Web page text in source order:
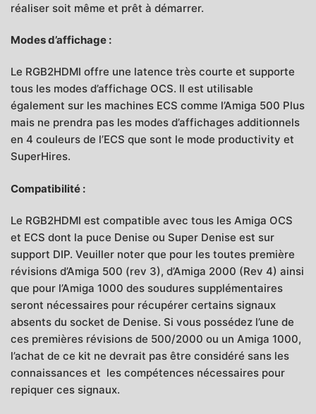
réaliser soit même et prêt à démarrer.
Modes d’affichage :
Le RGB2HDMI offre une latence très courte et supporte
tous les modes d’affichage OCS. Il est utilisable
également sur les machines ECS comme l’Amiga 500 Plus
mais ne prendra pas les modes d’affichages additionnels
en 4 couleurs de l’ECS que sont le mode productivity et
SuperHires.
Compatibilité :
Le RGB2HDMI est compatible avec tous les Amiga OCS
et ECS dont la puce Denise ou Super Denise est sur
support DIP. Veuiller noter que pour les toutes première
révisions d’Amiga 500 (rev 3), d’Amiga 2000 (Rev 4) ainsi
que pour l’Amiga 1000 des soudures supplémentaires
seront nécessaires pour récupérer certains signaux
absents du socket de Denise. Si vous possédez l’une de
ces premières révisions de 500/2000 ou un Amiga 1000,
l’achat de ce kit ne devrait pas être considéré sans les
connaissances et les compétences nécessaires pour
repiquer ces signaux.